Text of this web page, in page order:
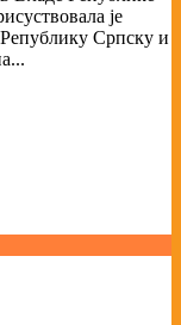
је
Републику Српску и